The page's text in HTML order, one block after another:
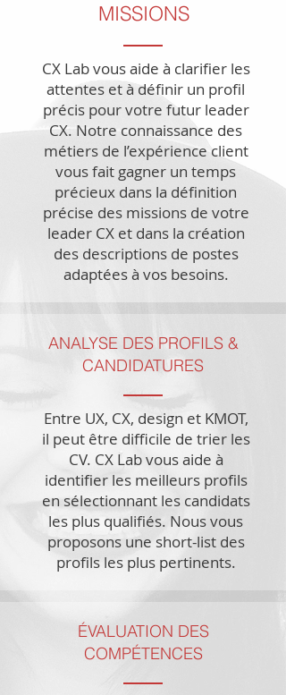
MISSIONS
CX Lab vous aide à clarifier les
attentes et à définir un profil
précis pour votre futur leader
CX. Notre connaissance des
métiers de l’expérience client
vous fait gagner un temps
précieux dans la définition
précise des missions de votre
leader CX et dans la création
des descriptions de postes
adaptées à vos besoins.
ANALYSE DES PROFILS &
CANDIDATURES
Entre UX, CX, design et KMOT,
il peut être difficile de trier les
CV. CX Lab vous aide à
identifier les meilleurs profils
en sélectionnant les candidats
les plus qualifiés. Nous vous
proposons une short-list des
profils les plus pertinents.
ÉVALUATION DES
COMPÉTENCES